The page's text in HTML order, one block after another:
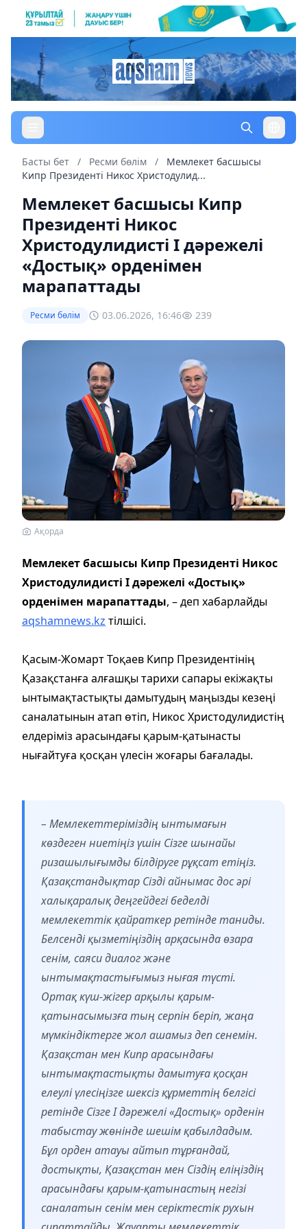
Басты бет / Ресми бөлім /
Мемлекет басшысы
Кипр Президенті Никос Христодулид...
Мемлекет басшысы Кипр
Президенті Никос
Христодулидисті І дәрежелі
«Достық» орденімен
марапаттады
Ресми бөлім 03.06.2026, 16:46 239
Ақорда
Мемлекет басшысы Кипр Президенті Никос
Христодулидисті І дәрежелі «Достық»
орденімен марапаттады, – деп хабарлайды
aqshamnews.kz тілшісі.
Қасым-Жомарт Тоқаев Кипр Президентінің
Қазақстанға алғашқы тарихи сапары екіжақты
ынтымақтастықты дамытудың маңызды кезеңі
саналатынын атап өтіп, Никос Христодулидистің
елдеріміз арасындағы қарым-қатынасты
нығайтуға қосқан үлесін жоғары бағалады.
– Мемлекеттеріміздің ынтымағын
көздеген ниетіңіз үшін Сізге шынайы
ризашылығымды білдіруге рұқсат етіңіз.
Қазақстандықтар Сізді айнымас дос әрі
халықаралық деңгейдегі беделді
мемлекеттік қайраткер ретінде таниды.
Белсенді қызметіңіздің арқасында өзара
сенім, саяси диалог және
ынтымақтастығымыз нығая түсті.
Ортақ күш-жігер арқылы қарым-
қатынасымызға тың серпін беріп, жаңа
мүмкіндіктерге жол ашамыз деп сенемін.
Қазақстан мен Кипр арасындағы
ынтымақтастықты дамытуға қосқан
елеулі үлесіңізге шексіз құрметтің белгісі
ретінде Сізге І дәрежелі «Достық» орденін
табыстау жөнінде шешім қабылдадым.
Бұл орден атауы айтып тұрғандай,
достықты, Қазақстан мен Сіздің еліңіздің
арасындағы қарым-қатынастың негізі
саналатын сенім мен серіктестік рухын